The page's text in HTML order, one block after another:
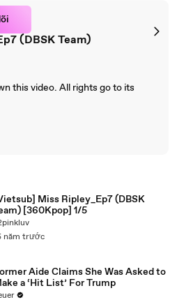
(DBSK Team)
this video. All rights go to its
Miss Ripley_Ep7 (DBSK
[360Kpop] 1/5
năm trước
Aide Claims She Was Asked to
a ‘Hit List’ For Trump